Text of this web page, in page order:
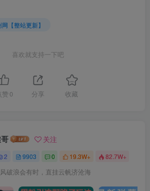
【整站更新】
喜欢就支持一下吧
赞 0 分享 收藏
关注
2 9903 0 19.3W+ 82.7W+
破浪会有时，直挂云帆济沧海